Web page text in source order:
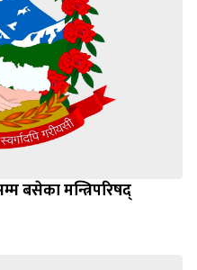
बसेका मन्त्रिपरिषद्